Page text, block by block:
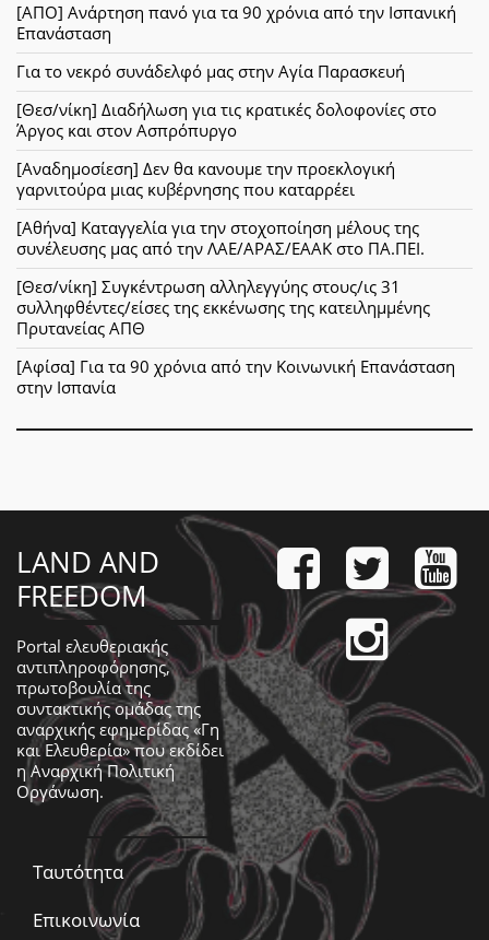
[ΑΠΟ] Ανάρτηση πανό για τα 90 χρόνια από την Ισπανική
Επανάσταση
Για το νεκρό συνάδελφό μας στην Αγία Παρασκευή
[Θεσ/νίκη] Διαδήλωση για τις κρατικές δολοφονίες στο
Άργος και στον Ασπρόπυργο
[Αναδημοσίεση] Δεν θα κανουμε την προεκλογική
γαρνιτούρα μιας κυβέρνησης που καταρρέει
[Αθήνα] Καταγγελία για την στοχοποίηση μέλους της
συνέλευσης μας από την ΛΑΕ/ΑΡΑΣ/ΕΑΑΚ στο ΠΑ.ΠΕΙ.
[Θεσ/νίκη] Συγκέντρωση αλληλεγγύης στους/ις 31
συλληφθέντες/είσες της εκκένωσης της κατειλημμένης
Πρυτανείας ΑΠΘ
[Αφίσα] Για τα 90 χρόνια από την Κοινωνική Επανάσταση
στην Ισπανία
LAND AND
FREEDOM
Portal ελευθεριακής
αντιπληροφόρησης,
πρωτοβουλία της
συντακτικής ομάδας της
αναρχικής εφημερίδας «Γη
και Ελευθερία» που εκδίδει
ηΑναρχική Πολιτική
Οργάνωση.
Ταυτότητα
Επικοινωνία